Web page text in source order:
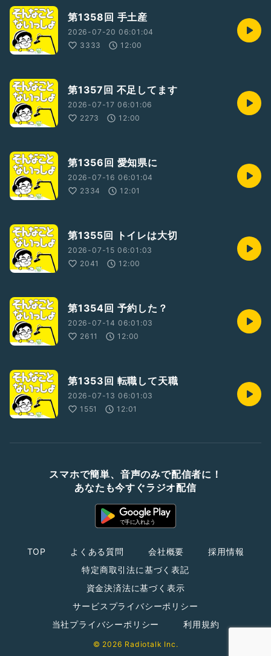
第1358回 手土産
2026-07-20 06:01:04
3333
12:00
第1357回 不足してます
2026-07-17 06:01:06
2273
12:00
第1356回 愛知県に
2026-07-16 06:01:04
2334
12:01
第1355回 トイレは大切
2026-07-15 06:01:03
2041
12:00
第1354回 予約した？
2026-07-14 06:01:03
2611
12:00
第1353回 転職して天職
2026-07-13 06:01:03
1551
12:01
スマホで簡単、音声のみで配信者に！
あなたも今すぐラジオ配信
TOP よくある質問 会社概要
採用情報
特定商取引法に基づく表記
資金決済法に基づく表示
サービスプライバシーポリシー
当社プライバシーポリシー
利用規約
© 2026 Radiotalk Inc.